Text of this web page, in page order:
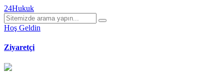
24Hukuk
Hoş Geldin
Ziyaretçi